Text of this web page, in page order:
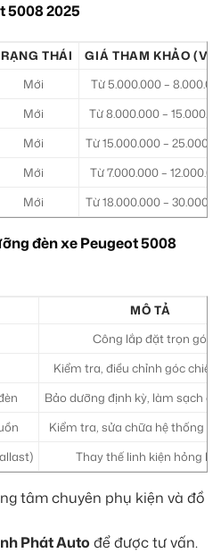
5008 2025
THÁI
GIÁ THAM KHẢO
Mới
Từ 5.000.000 –
Mới
Từ 8.000.000 –
Mới
Từ 15.000.000 –
Mới
Từ 7.000.000 –
Mới Từ 18.000.000 –
đèn xe Peugeot 5008
MÔ TẢ
Công lắp đặt trọn gói
Kiểm tra, điều chỉnh góc chiếu
Bảo dưỡng định kỳ, làm sạch
Kiểm tra, sửa chữa hệ thống
Thay thế linh kiện hỏng
Phát Auto để được tư vấn.